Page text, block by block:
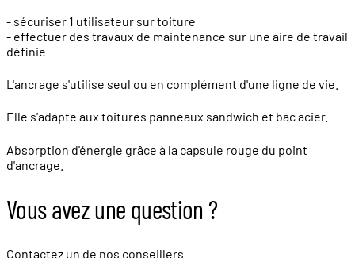
- sécuriser 1 utilisateur sur toiture
- effectuer des travaux de maintenance sur une aire de travail
définie
L'ancrage s'utilise seul ou en complément d'une ligne de vie.
Elle s'adapte aux toitures panneaux sandwich et bac acier.
Absorption d'énergie grâce à la capsule rouge du point
d'ancrage.
Vous avez une question ?
Contactez un de nos conseillers